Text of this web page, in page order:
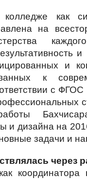
как
на
и
и
к
с
и дизайна на
задачи и
через
координатора